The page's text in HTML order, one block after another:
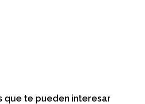
que te pueden interesar